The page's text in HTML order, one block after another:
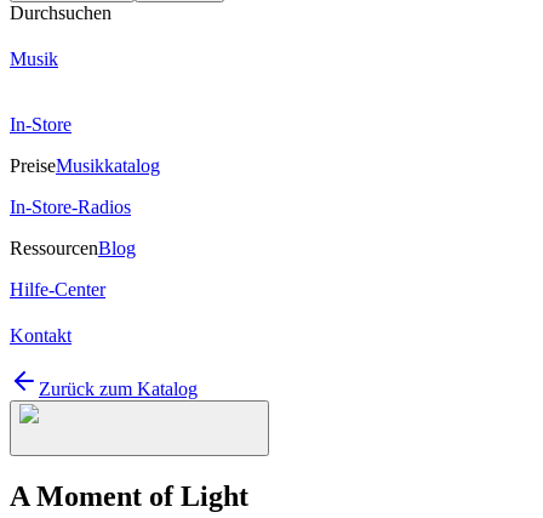
Durchsuchen
Musik
In-Store
PreiseMusikkatalog
In-Store-Radios
RessourcenBlog
Hilfe-Center
Kontakt
Zurück zum Katalog
A Moment of Light